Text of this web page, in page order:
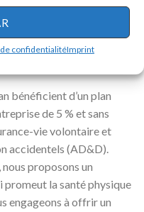
confidentialitéImprint
et des programmes de
succès. Nous offrons
vous permet de consulter
bénéficient d’un plan
de 5 % et sans
vie volontaire et
accidentels (AD&D).
proposons un
la santé physique
engageons à offrir un